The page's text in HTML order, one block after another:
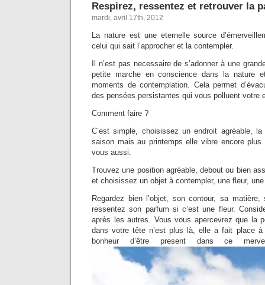
Respirez, ressentez et retrouver la
mardi, avril 17th, 2012
La nature est une eternelle source
celui qui sait l’approcher et la contempler.
Il n’est pas necessaire de s’adonner à une
petite marche en conscience dans la nature
moments de contemplation. Cela permet
des pensées persistantes qui vous polluent votre
Comment faire ?
C’est simple, choisissez un endroit agréable,
saison mais au printemps elle vibre encore
vous aussi.
Trouvez une position agréable, debout ou bien
et choisissez un objet à contempler, une fleur,
Regardez bien l’objet, son contour, sa
ressentez son parfum si c’est une fleur.
après les autres. Vous vous apercevrez que la
dans votre tête n’est plus là, elle a fait place
bonheur d’être present dans ce